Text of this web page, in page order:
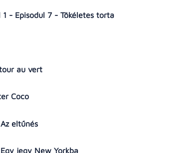
1 - Episodul 7 - Tökéletes torta
au vert
Coco
eltűnés
jegy New Yorkba